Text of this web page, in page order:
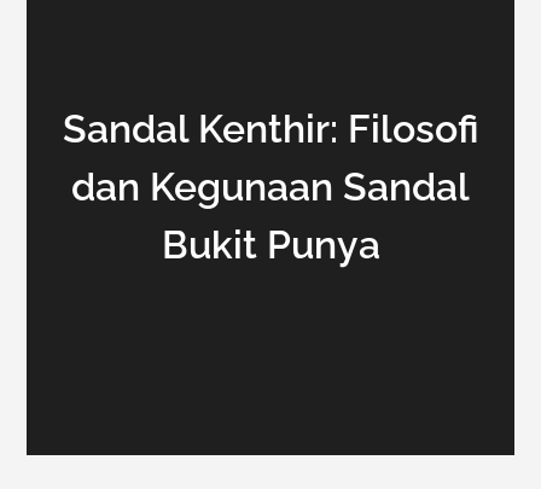
Sandal Kenthir: Filosofi
dan Kegunaan Sandal
Bukit Punya